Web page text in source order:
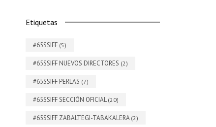
Etiquetas
#65SSIFF (5)
#65SSIFF NUEVOS DIRECTORES (2)
#65SSIFF PERLAS (7)
#65SSIFF SECCIÓN OFICIAL(20)
#65SSIFF ZABALTEGI-TABAKALERA (2)